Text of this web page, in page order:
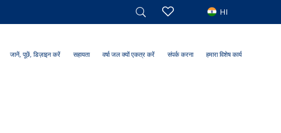
HI
जानें, पूछें, डिज़ाइन करें सहायता वर्षा जल क्यों एकत्र करें संपर्क करना हमारा विशेष कार्य